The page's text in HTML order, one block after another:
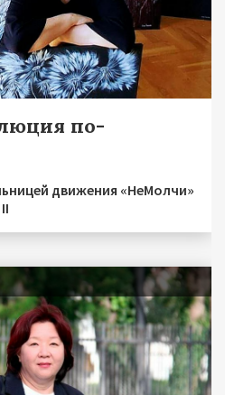
по-
движения «НеМолчи»